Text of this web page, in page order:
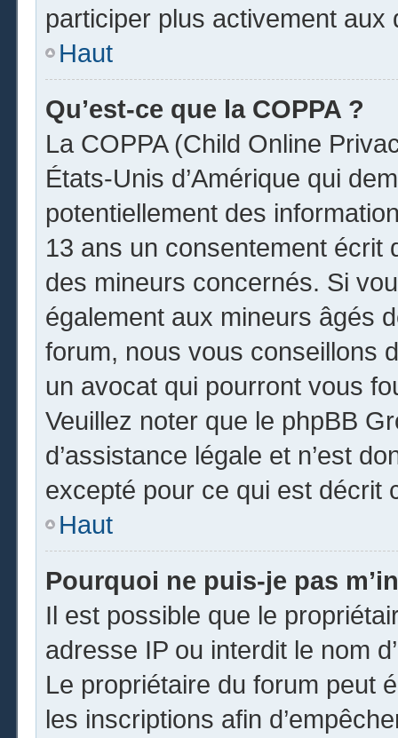
participer plus activement
Haut
Qu’est-ce que la COPPA ?
La COPPA (Child Online
États-Unis d’Amérique qui
potentiellement des
13 ans un consentement écrit
des mineurs concernés. Si
également aux mineurs âgés
forum, nous vous conseillons
un avocat qui pourront vous
Veuillez noter que le phpBB
d’assistance légale et n’est
excepté pour ce qui est décrit
Haut
Pourquoi ne puis-je pas
Il est possible que le
adresse IP ou interdit le nom
Le propriétaire du forum peut
les inscriptions afin